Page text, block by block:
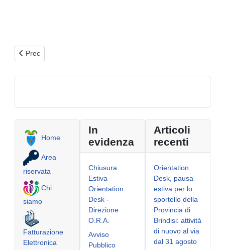
Articolo precedente: San Teodoro, patrono di Brindisi
Prec
Home
Area
riservata
Chi
siamo
Fatturazione
Elettronica
In
evidenza
Chiusura
Estiva
Orientation
Desk -
Direzione
O.R.A.
Avviso
Pubblico
Articoli
recenti
Orientation
Desk, pausa
estiva per lo
sportello della
Provincia di
Brindisi: attività
di nuovo al via
dal 31 agosto